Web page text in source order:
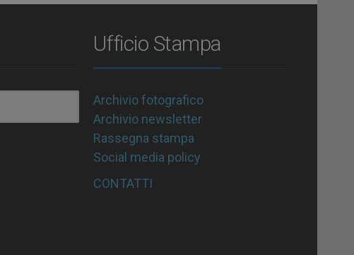
Ufficio Stampa
Archivio fotografico
Archivio newsletter
Rassegna stampa
Social media policy
CONTATTI